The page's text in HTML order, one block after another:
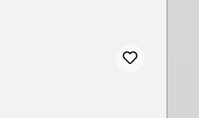
(B):50mm; (L):5mm;